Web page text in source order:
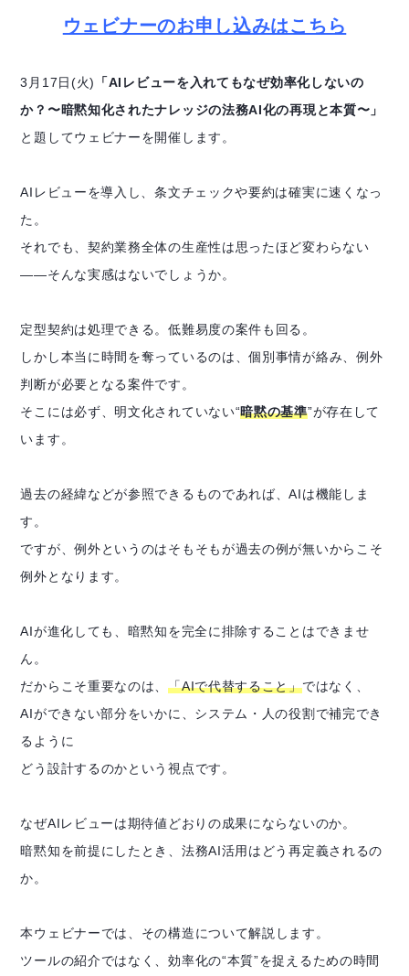
ウェビナーのお申し込みはこちら
3月17日(火)
「AIレビューを入れてもなぜ効率化しないの
か？〜暗黙知化されたナレッジの法務AI化の再現と本質〜」
と題してウェビナーを開催します。
AIレビューを導入し、条文チェックや要約は確実に速くなっ
た。
それでも、契約業務全体の生産性は思ったほど変わらない
——そんな実感はないでしょうか。
定型契約は処理できる。低難易度の案件も回る。
しかし本当に時間を奪っているのは、個別事情が絡み、例外
判断が必要となる案件です。
そこには必ず、明文化されていない“暗黙の基準”が存在して
います。
過去の経緯などが参照できるものであれば、AIは機能しま
す。
ですが、例外というのはそもそもが過去の例が無いからこそ
例外となります。
AIが進化しても、暗黙知を完全に排除することはできませ
ん。
だからこそ重要なのは、「AIで代替すること」ではなく、
AIができない部分をいかに、システム・人の役割で補完でき
るように
どう設計するのかという視点です。
なぜAIレビューは期待値どおりの成果にならないのか。
暗黙知を前提にしたとき、法務AI活用はどう再定義されるの
か。
本ウェビナーでは、その構造について解説します。
ツールの紹介ではなく、効率化の“本質”を捉えるための時間